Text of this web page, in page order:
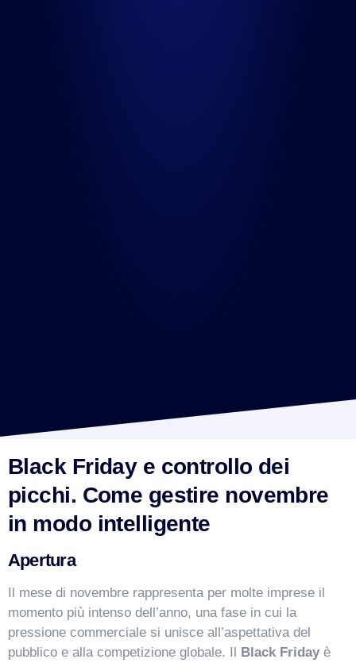
Black Friday e controllo dei
picchi. Come gestire novembre
in modo intelligente
Apertura
Il mese di novembre rappresenta per molte imprese il
momento più intenso dell’anno, una fase in cui la
pressione commerciale si unisce all’aspettativa del
pubblico e alla competizione globale. Il
Black Friday è